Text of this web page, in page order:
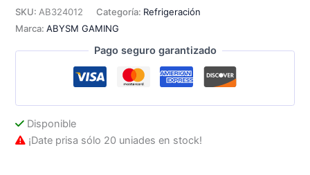
Oceanic
AIO
240
SKU: AB324012 Categoría: Refrigeración
Marca:ABYSM GAMING
Pago seguro garantizado
Disponible
¡Date prisa sólo 20 uniades en stock!